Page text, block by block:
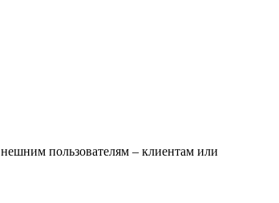
пользователям – клиентам или